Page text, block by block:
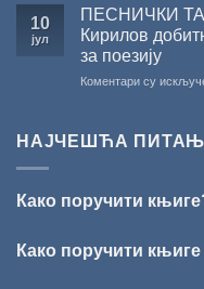
10
јул
ПЕСНИЧКИ
Кирилов
за поезију
Коментари су
НАЈЧЕШЋА
Како поручити
Како поручити